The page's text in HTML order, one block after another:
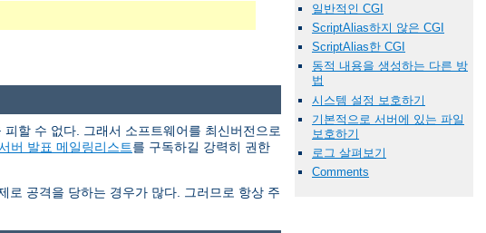
일반적인 CGI
ScriptAlias하지 않은 CGI
ScriptAlias한 CGI
동적 내용을 생성하는 다른 방
법
시스템 설정 보호하기
기본적으로 서버에 있는 파일
보호하기
로그 살펴보기
Comments
할 수 없다. 그래서 소프트웨어를 최신버전으로
버 발표 메일링리스트를 구독하길 강력히 권한
로 공격을 당하는 경우가 많다. 그러므로 항상 주